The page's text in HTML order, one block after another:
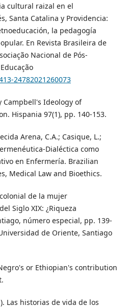
cultural raizal en el
Santa Catalina y Providencia:
la pedagogía
En Revista Brasileira de
Nacional de Pós-
24782021260073
Campbell's Ideology of
Hispania 97(1), pp. 140-153.
Arena, C.A.; Casique, L.;
Dialéctica como
en Enfermería. Brazilian
Medical Law and Bioethics.
de la mujer
Siglo XIX: ¿Riqueza
número especial, pp. 139-
de Oriente, Santiago
or Ethiopian's contribution
Las historias de vida de los